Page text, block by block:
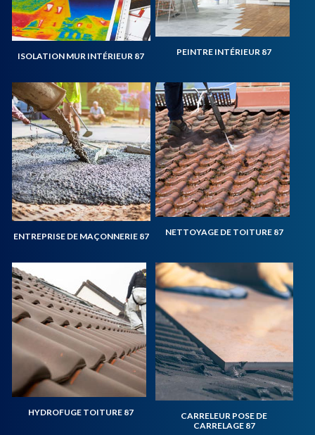
ISOLATION MUR INTÉRIEUR 87 PEINTRE INTÉRIEUR 87
ENTREPRISE DE MAÇONNERIE 87 NETTOYAGE DE TOITURE 87
HYDROFUGE TOITURE 87
CARRELEUR POSE DE
CARRELAGE 87